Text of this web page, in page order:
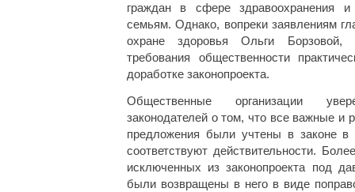
граждан в сфере здравоохранения
семьям. Однако, вопреки заявлениям
охране здоровья Ольги Борзовой,
требования общественности
доработке законопроекта.
Общественные организации
законодателей о том, что все важные и
предложения были учтены в законе в
соответствуют действительности.
исключенных из законопроекта под
были возвращены в него в виде